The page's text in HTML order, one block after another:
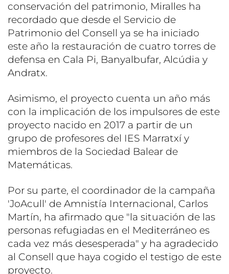
conservación del patrimonio, Miralles ha
recordado que desde el Servicio de
Patrimonio del Consell ya se ha iniciado
este año la restauración de cuatro torres de
defensa en Cala Pi, Banyalbufar, Alcúdia y
Andratx.
Asimismo, el proyecto cuenta un año más
con la implicación de los impulsores de este
proyecto nacido en 2017 a partir de un
grupo de profesores del IES Marratxí y
miembros de la Sociedad Balear de
Matemáticas.
Por su parte, el coordinador de la campaña
'JoAcull' de Amnistía Internacional, Carlos
Martín, ha afirmado que "la situación de las
personas refugiadas en el Mediterráneo es
cada vez más desesperada" y ha agradecido
al Consell que haya cogido el testigo de este
proyecto.